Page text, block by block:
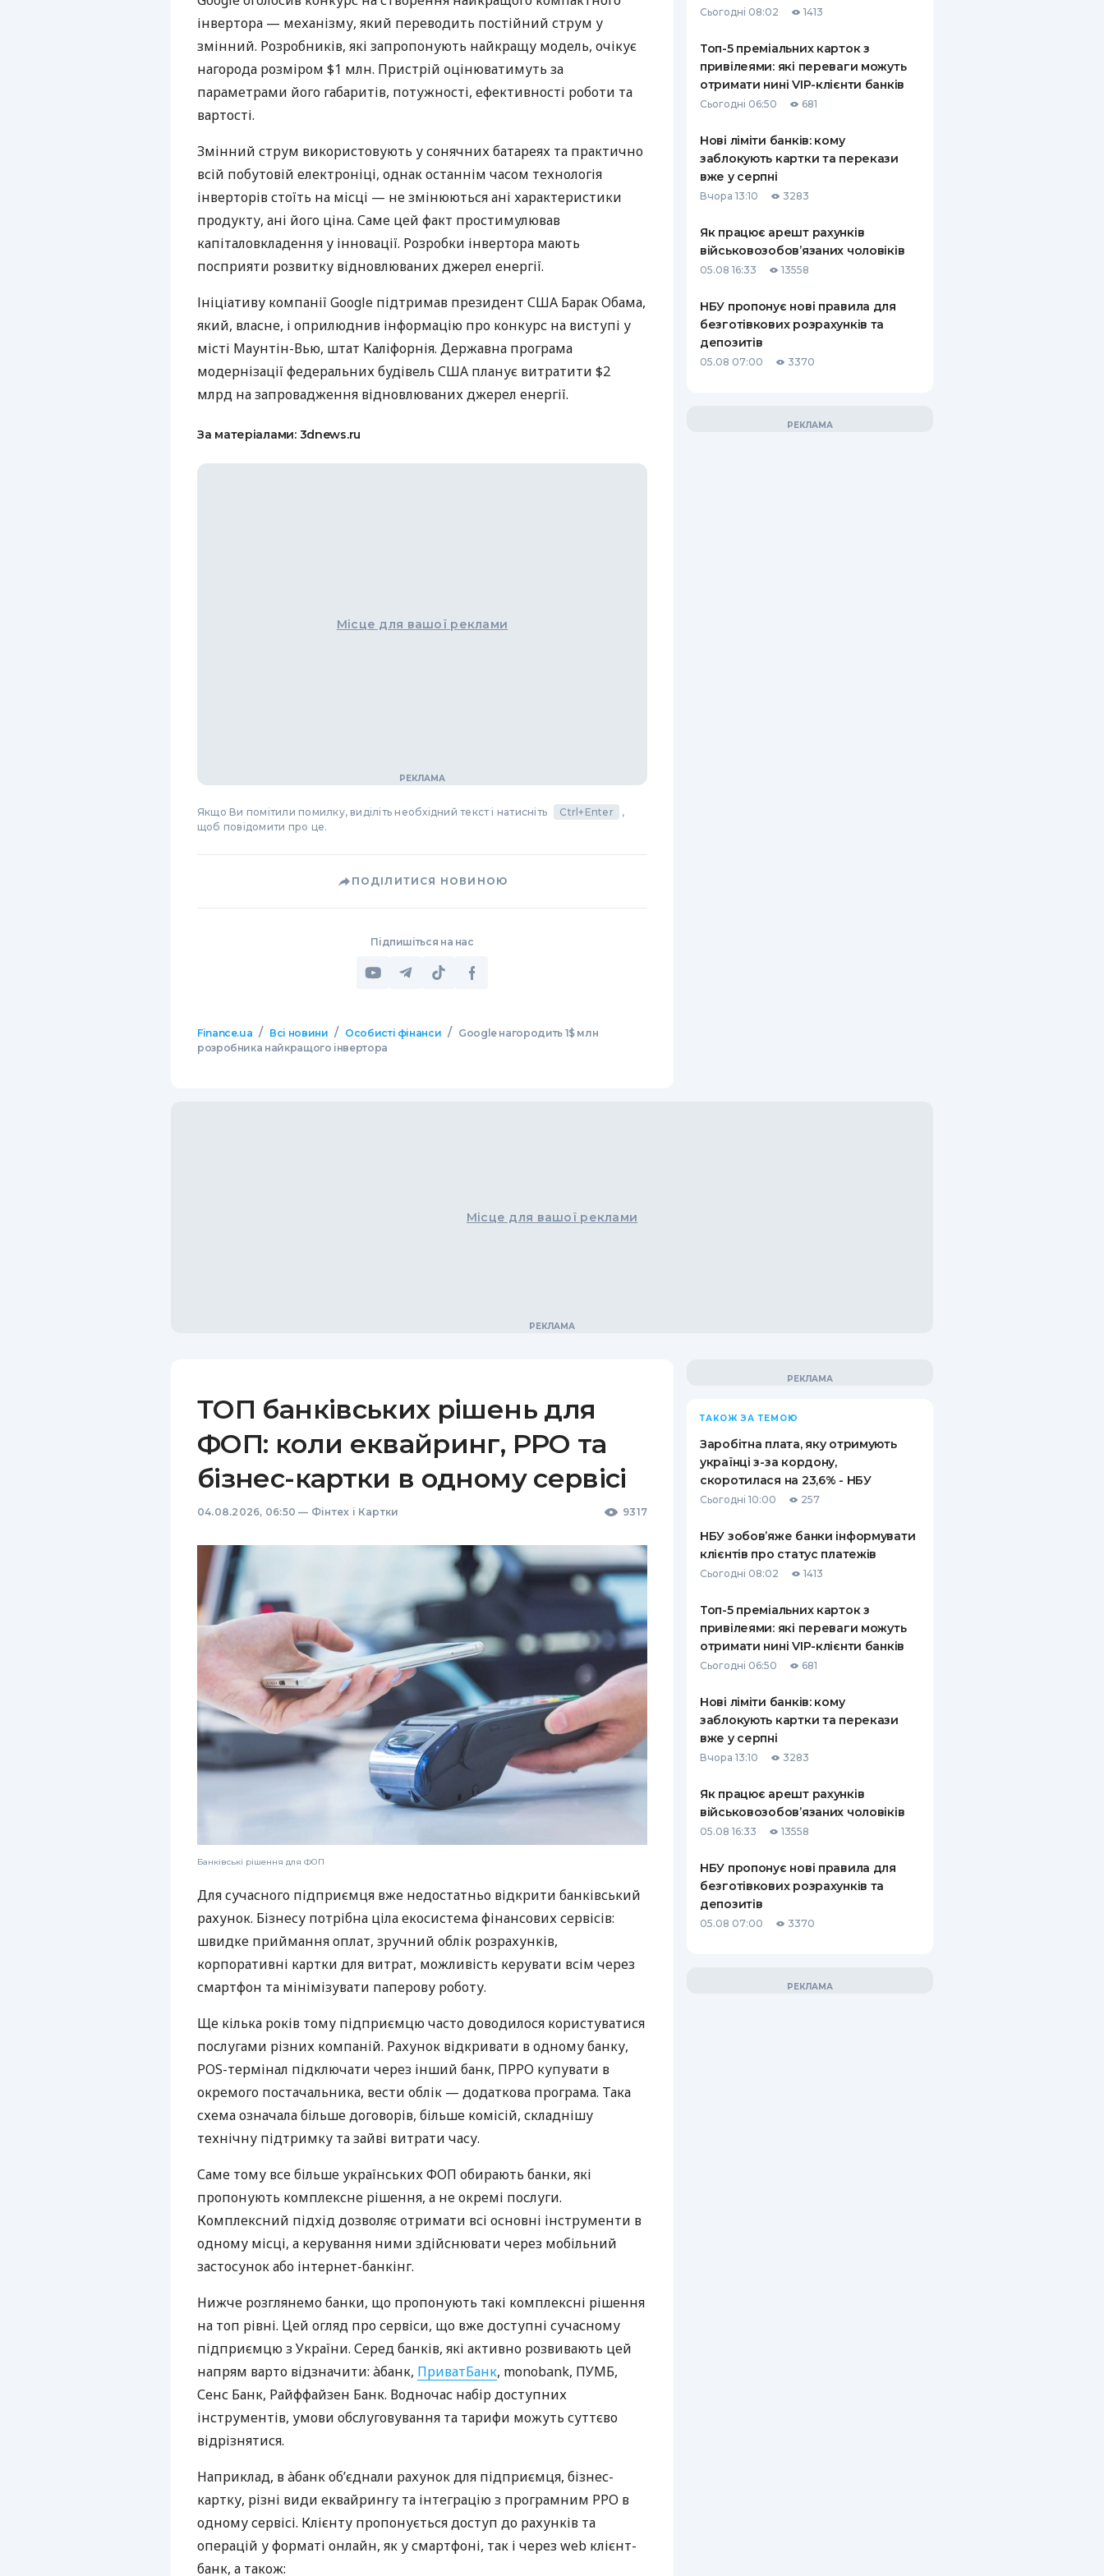
РЕЙТИНГ ДЕБЕТОВИХ
КАРТОК
ЩОМІСЯЧНИЙ ОГЛЯД
КЕШБЕКУ
ВСІ СТРАХОВІ ПОЛІСИ
СТРАХОВІ КОМПАНІЇ
ВІДГУКИ ПРО СТРАХОВІ
КОМПАНІЇ
інвертора — механізму, який переводить постійний струм у
змінний. Розробників, які запропонують найкращу модель, очікує
нагорода розміром $1 млн. Пристрій оцінюватимуть за
параметрами його габаритів, потужності, ефективності роботи та
вартості.
Змінний струм використовують у сонячних батареях та практично
всій побутовій електроніці, однак останнім часом технологія
інверторів стоїть на місці — не змінюються ані характеристики
продукту, ані його ціна. Саме цей факт простимулював
капіталовкладення у інновації. Розробки інвертора мають
посприяти розвитку відновлюваних джерел енергії.
Ініціативу компанії Google підтримав президент США Барак Обама,
який, власне, і оприлюднив інформацію про конкурс на виступі у
місті Маунтін-Вью, штат Каліфорнія. Державна програма
модернізації федеральних будівель США планує витратити $2
млрд на запровадження відновлюваних джерел енергії.
За матеріалами: 3dnews.ru
Місце для вашої реклами
Якщо Ви помітили помилку, виділіть необхідний текст і натисніть Ctrl+Enter
,
щоб повідомити про це.
ПОДІЛИТИСЯ НОВИНОЮ
Підпишіться на нас
Finance.ua / Всі новини / Особисті фінанси /
Google нагородить 1$ млн
розробника найкращого інвертора
Сьогодні 08:02 1413
Топ-5 преміальних карток з
привілеями: які переваги можуть
отримати нині VIP-клієнти банків
Сьогодні 06:50 681
Нові ліміти банків: кому
заблокують картки та перекази
вже у серпні
Вчора 13:10 3283
Як працює арешт рахунків
військовозобов’язаних чоловіків
05.08 16:33 13558
НБУ пропонує нові правила для
безготівкових розрахунків та
депозитів
05.08 07:00 3370
Місце для вашої реклами
ТОП банківських рішень для
ФОП: коли еквайринг, РРО та
бізнес-картки в одному сервісі
04.08.2026, 06:50 — Фінтех і Картки 9317
Банківські рішення для ФОП
Для сучасного підприємця вже недостатньо відкрити банківський
рахунок. Бізнесу потрібна ціла екосистема фінансових сервісів:
швидке приймання оплат, зручний облік розрахунків,
корпоративні картки для витрат, можливість керувати всім через
смартфон та мінімізувати паперову роботу.
Ще кілька років тому підприємцю часто доводилося користуватися
послугами різних компаній. Рахунок відкривати в одному банку,
POS-термінал підключати через інший банк, ПРРО купувати в
окремого постачальника, вести облік — додаткова програма. Така
схема означала більше договорів, більше комісій, складнішу
технічну підтримку та зайві витрати часу.
Саме тому все більше українських ФОП обирають банки, які
пропонують комплексне рішення, а не окремі послуги.
Комплексний підхід дозволяє отримати всі основні інструменти в
одному місці, а керування ними здійснювати через мобільний
застосунок або інтернет-банкінг.
Нижче розглянемо банки, що пропонують такі комплексні рішення
на топ рівні. Цей огляд про сервіси, що вже доступні сучасному
підприємцю з України. Серед банків, які активно розвивають цей
напрям варто відзначити: àбанк, ПриватБанк, monobank, ПУМБ,
Сенс Банк, Райффайзен Банк. Водночас набір доступних
інструментів, умови обслуговування та тарифи можуть суттєво
відрізнятися.
Наприклад, в àбанк об’єднали рахунок для підприємця, бізнес-
картку, різні види еквайрингу та інтеграцію з програмним РРО в
одному сервісі. Клієнту пропонується доступ до рахунків та
операцій у форматі онлайн, як у смартфоні, так і через web клієнт-
банк, а також:
ТАКОЖ ЗА ТЕМОЮ
Заробітна плата, яку отримують
українці з-за кордону,
скоротилася на 23,6% - НБУ
Сьогодні 10:00 257
НБУ зобов’яже банки інформувати
клієнтів про статус платежів
Сьогодні 08:02 1413
Топ-5 преміальних карток з
привілеями: які переваги можуть
отримати нині VIP-клієнти банків
Сьогодні 06:50 681
Нові ліміти банків: кому
заблокують картки та перекази
вже у серпні
Вчора 13:10 3283
Як працює арешт рахунків
військовозобов’язаних чоловіків
05.08 16:33 13558
НБУ пропонує нові правила для
безготівкових розрахунків та
депозитів
05.08 07:00 3370